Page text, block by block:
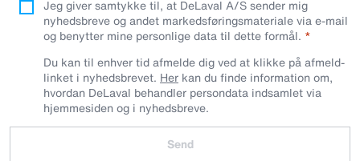
Jeg giver samtykke til, at DeLaval A/S sender mig
nyhedsbreve og andet markedsføringsmateriale via e-mail
og benytter mine personlige data til dette formål.
Du kan til enhver tid afmelde dig ved at klikke på afmeld-
linket i nyhedsbrevet. Her kan du finde information om,
hvordan DeLaval behandler persondata indsamlet via
hjemmesiden og i nyhedsbreve.
Send